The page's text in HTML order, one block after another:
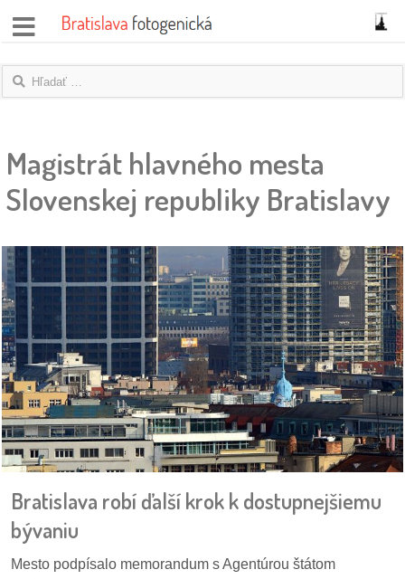
správy
názory
blogy
fotky
protesty
granty
pozvánky
Historický
zákony
mestské
Magistrát hlavného mesta
Slovenskej republiky Bratislavy
Bratislava robí ďalší krok k dostupnejšiemu
bývaniu
Mesto podpísalo memorandum s Agentúrou štátom